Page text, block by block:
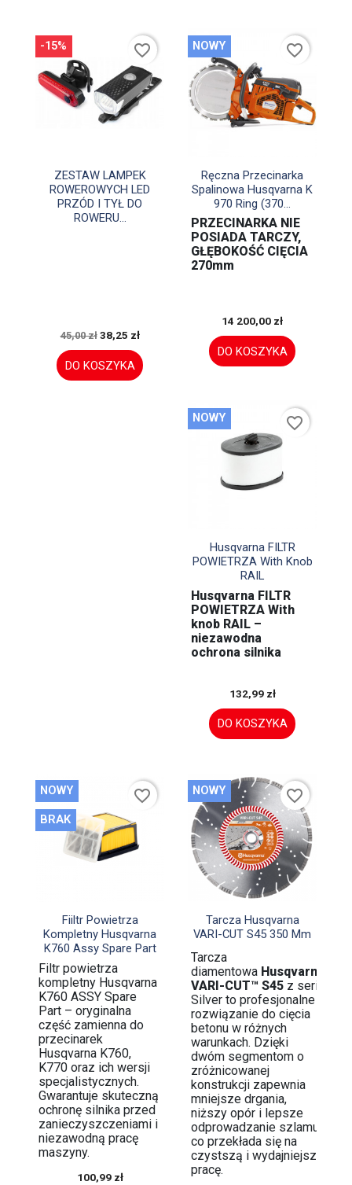
Szybki podgląd
ZESTAW LAMPEK
ROWEROWYCH LED
PRZÓD I TYŁ DO
ROWERU...
45,00 zł 38,25 zł
DO KOSZYKA
-15% favorite_border
Szybki podgląd
Ręczna Przecinarka
Spalinowa Husqvarna K
970 Ring (370...
PRZECINARKA NIE
POSIADA TARCZY,
GŁĘBOKOŚĆ CIĘCIA
270mm
14 200,00 zł
DO KOSZYKA
NOWY favorite_border
Szybki podgląd
Husqvarna FILTR
POWIETRZA With Knob
RAIL
Husqvarna FILTR
POWIETRZA With
knob RAIL –
niezawodna
ochrona silnika
132,99 zł
DO KOSZYKA
NOWY favorite_border
Szybki podgląd
Fiiltr Powietrza
Kompletny Husqvarna
K760 Assy Spare Part
Filtr powietrza
kompletny Husqvarna
K760 ASSY Spare
Part – oryginalna
część zamienna do
przecinarek
Husqvarna K760,
K770 oraz ich wersji
specjalistycznych.
Gwarantuje skuteczną
ochronę silnika przed
zanieczyszczeniami i
niezawodną pracę
maszyny.
100,99 zł
NOWY
BRAK
favorite_border
Szybki podgląd
Tarcza Husqvarna
VARI-CUT S45 350 Mm
Tarcza
diamentowa Husqvarna
VARI-CUT™ S45z serii
Silver to profesjonalne
rozwiązanie do cięcia
betonu w różnych
warunkach. Dzięki
dwóm segmentom o
zróżnicowanej
konstrukcji zapewnia
mniejsze drgania,
niższy opór i lepsze
odprowadzanie szlamu,
co przekłada się na
czystszą i wydajniejszą
pracę.
NOWY favorite_border